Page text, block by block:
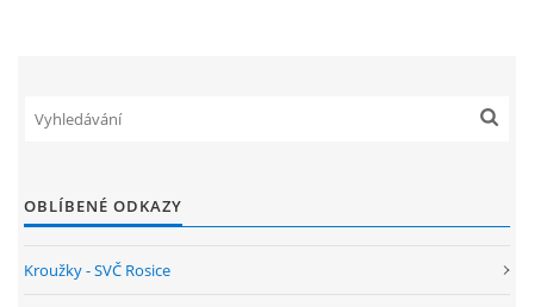
KROUŽKY
OBLÍBENÉ ODKAZY
Kroužky - SVČ Rosice